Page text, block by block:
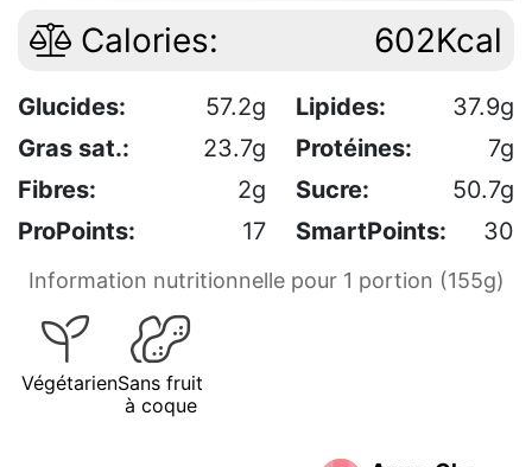
Calories: 602Kcal
Glucides: 57.2g Lipides:
37.9g
Gras sat.:
23.7g Protéines:
7g
Fibres:
2g Sucre:
50.7g
ProPoints:
17 SmartPoints: 30
Information nutritionnelle pour 1 portion (155g)
VégétarienSans fruit
à coque